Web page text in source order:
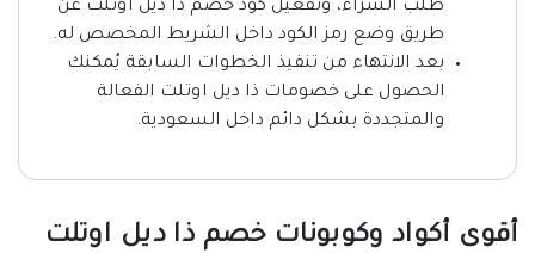
طلب الشراء، وتفعيل كود خصم ذا ديل اوتلت عن
طريق وضع رمز الكود داخل الشريط المخصص له.
بعد الانتهاء من تنفيذ الخطوات السابقة يُمكنك
الحصول على خصومات ذا ديل اوتلت الفعالة
والمتجددة بشكل دائم داخل السعودية.
أقوى أكواد وكوبونات خصم ذا ديل اوتلت